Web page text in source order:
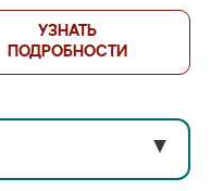
УЗНАТЬ
ПОДРОБНОСТИ
▼